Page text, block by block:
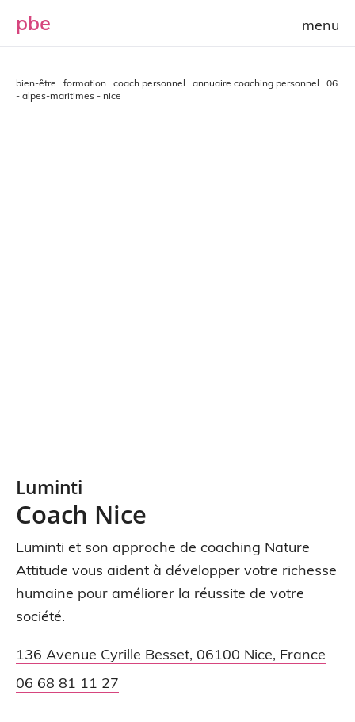
pbe
bien-être formation coach personnel annuaire coaching personnel
06
- alpes-maritimes - nice
Luminti
Coach Nice
Luminti et son approche de coaching Nature
Attitude vous aident à développer votre richesse
humaine pour améliorer la réussite de votre
société.
136 Avenue Cyrille Besset, 06100 Nice, France
06 68 81 11 27